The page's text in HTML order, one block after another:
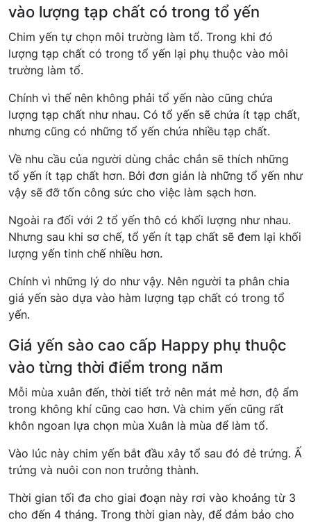
vào lượng tạp chất có trong tổ yến
Chim yến tự chọn môi trường làm tổ. Trong khi đó
lượng tạp chất có trong tổ yến lại phụ thuộc vào môi
trường làm tổ.
Chính vì thế nên không phải tổ yến nào cũng chứa
lượng tạp chất như nhau. Có tổ yến sẽ chứa ít tạp chất,
nhưng cũng có những tổ yến chứa nhiều tạp chất.
Về nhu cầu của người dùng chắc chắn sẽ thích những
tổ yến ít tạp chất hơn. Bởi đơn giản là những tổ yến như
vậy sẽ đỡ tốn công sức cho việc làm sạch hơn.
Ngoài ra đối với 2 tổ yến thô có khối lượng như nhau.
Nhưng sau khi sơ chế, tổ yến ít tạp chất sẽ đem lại khối
lượng yến tinh chế nhiều hơn.
Chính vì những lý do như vậy. Nên người ta phân chia
giá yến sào dựa vào hàm lượng tạp chất có trong tổ
yến.
Giá yến sào cao cấp Happy phụ thuộc
vào từng thời điểm trong năm
Mỗi mùa xuân đến, thời tiết trở nên mát mẻ hơn, độ ẩm
trong không khí cũng cao hơn. Và chim yến cũng rất
khôn ngoan lựa chọn mùa Xuân là mùa để làm tổ.
Vào lúc này chim yến bắt đầu xây tổ sau đó đẻ trứng. Ấ
trứng và nuôi con non trưởng thành.
Thời gian tối đa cho giai đoạn này rơi vào khoảng từ 3
cho đến 4 tháng. Trong thời gian này, để đảm bảo cho